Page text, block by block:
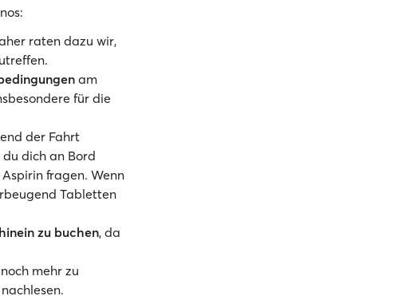
raten dazu wir,
am
für die
der Fahrt
dich an Bord
fragen. Wenn
Tabletten
zu buchen, da
mehr zu
nachlesen.